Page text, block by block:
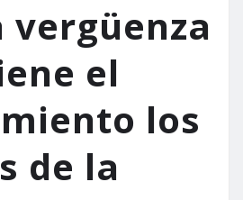
vergüenza
el
los
de la